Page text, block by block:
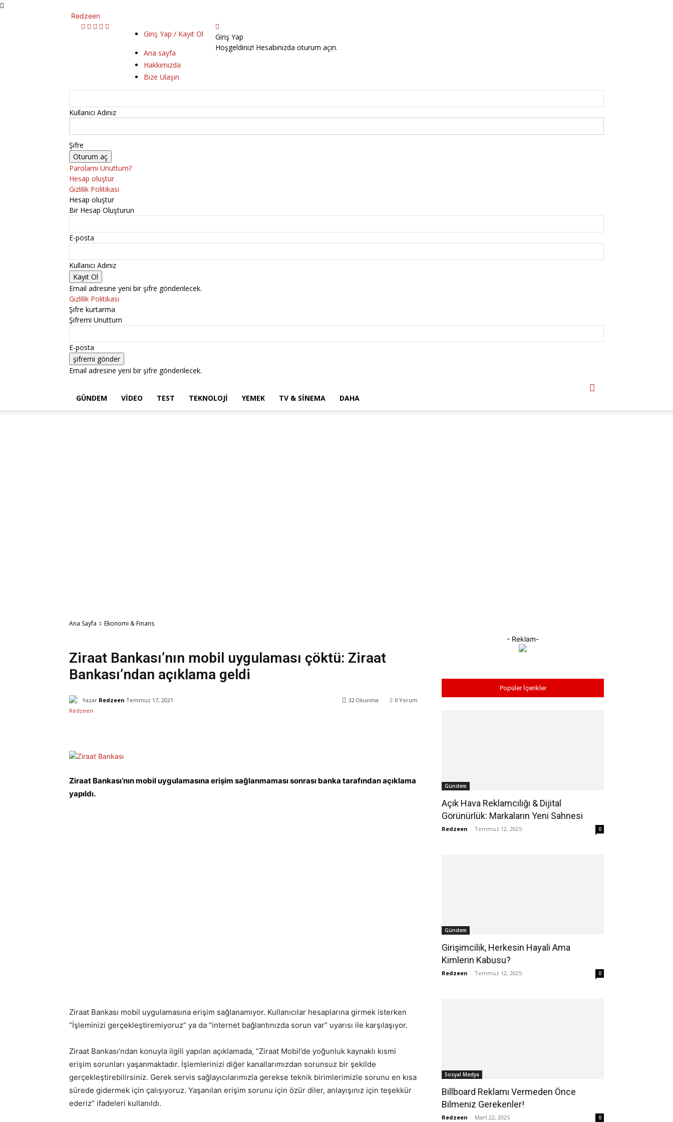
Redzeen
Giriş Yap / Kayıt Ol
Ana sayfa
Hakkımızda
Bize Ulaşın
Giriş Yap
Hoşgeldiniz! Hesabınızda oturum açın.
Kullanıcı Adınız
Şifre
Parolamı Unuttum?
Hesap oluştur
Gizlilik Politikası
Hesap oluştur
Bir Hesap Oluşturun
E-posta
Kullanıcı Adınız
Email adresine yeni bir şifre gönderilecek.
Gizlilik Politikası
Şifre kurtarma
Şifremi Unuttum
E-posta
Email adresine yeni bir şifre gönderilecek.
GÜNDEM VIDEO TEST TEKNOLOJI YEMEK TV & SINEMA DAHA
Ana Sayfa Ekonomi & Finans
Ziraat Bankası’nın mobil uygulaması çöktü: Ziraat
Bankası’ndan açıklama geldi
Yazar Redzeen Temmuz 17, 2021 0 Yorum
32 Okunma
Ziraat Bankası’nın mobil uygulamasına erişim sağlanmaması sonrası banka tarafından açıklama
yapıldı.
Ziraat Bankası mobil uygulamasına erişim sağlanamıyor. Kullanıcılar hesaplarına girmek isterken
“İşleminizi gerçekleştiremiyoruz” ya da “internet bağlantınızda sorun var” uyarısı ile karşılaşıyor.
Ziraat Bankası’ndan konuyla ilgili yapılan açıklamada, ”Ziraat Mobil’de yoğunluk kaynaklı kısmi
erişim sorunları yaşanmaktadır. İşlemlerinizi diğer kanallarımızdan sorunsuz bir şekilde
gerçekleştirebilirsiniz. Gerek servis sağlayıcılarımızla gerekse teknik birimlerimizle sorunu en kısa
sürede gidermek için çalışıyoruz. Yaşanılan erişim sorunu için özür diler, anlayışınız için teşekkür
ederiz” ifadeleri kullanıldı.
- Reklam-
Popüler İçerikler
Gündem
Açık Hava Reklamcılığı & Dijital
Görünürlük: Markaların Yeni Sahnesi
Redzeen - Temmuz 12, 2025 0
Gündem
Girişimcilik, Herkesin Hayali Ama
Kimlerin Kabusu?
Redzeen - Temmuz 12, 2025 0
Sosyal Medya
Billboard Reklamı Vermeden Önce
Bilmeniz Gerekenler!
Redzeen - Mart 22, 2025 0